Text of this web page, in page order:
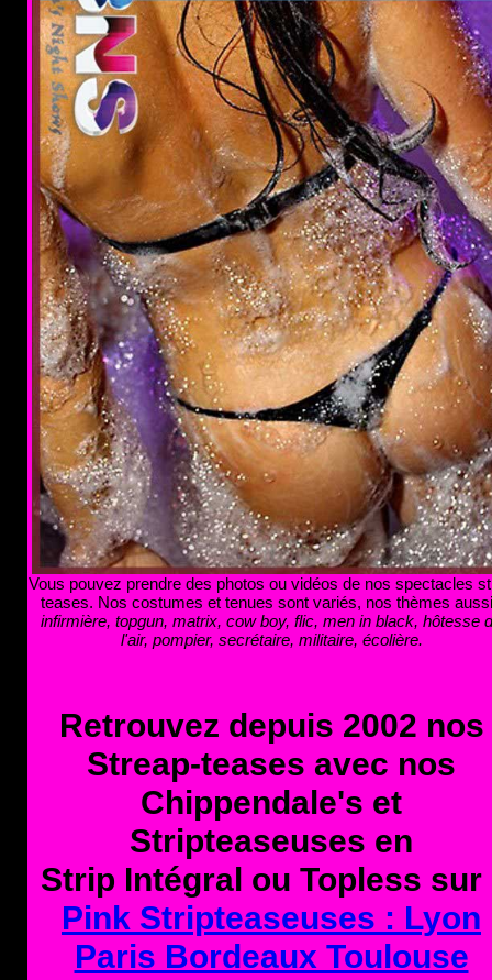
Vous pouvez prendre des photos ou vidéos de nos spectacles
teases. Nos costumes et tenues sont variés, nos thèmes
infirmière, topgun, matrix, cow boy, flic, men in black, hôtesse
l'air, pompier, secrétaire, militaire, écolière.
Retrouvez depuis 2002 nos
Streap-teases avec nos
Chippendale's et
Stripteaseuses en
Strip Intégral ou Topless sur
Pink Stripteaseuses : Lyon
Paris Bordeaux Toulouse